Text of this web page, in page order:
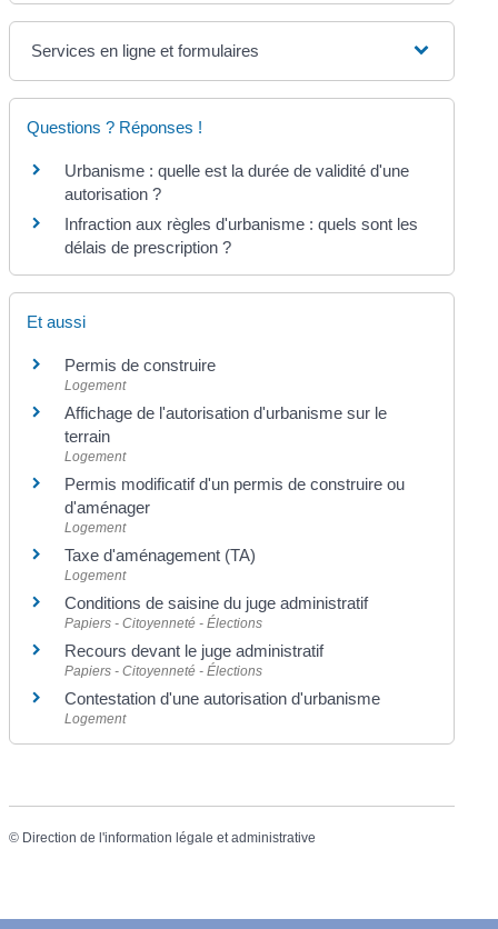
Services en ligne et formulaires
Questions ? Réponses !
Urbanisme : quelle est la durée de validité d'une
autorisation ?
Infraction aux règles d'urbanisme : quels sont les
délais de prescription ?
Et aussi
Permis de construire
Logement
Affichage de l'autorisation d'urbanisme sur le
terrain
Logement
Permis modificatif d'un permis de construire ou
d'aménager
Logement
Taxe d'aménagement (TA)
Logement
Conditions de saisine du juge administratif
Papiers - Citoyenneté - Élections
Recours devant le juge administratif
Papiers - Citoyenneté - Élections
Contestation d'une autorisation d'urbanisme
Logement
© Direction de l'information légale et administrative